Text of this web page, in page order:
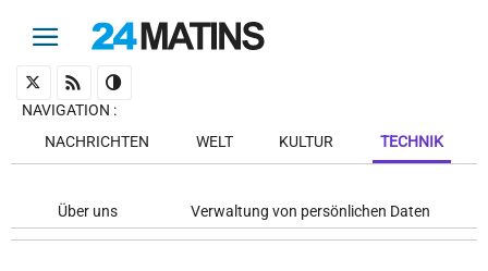
NAVIGATION :
NACHRICHTEN
WELT KULTUR TECHNIK
Über uns Verwaltung von persönlichen Daten